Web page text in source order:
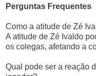
Perguntas Frequentes
Como a atitude de Zé
A atitude de Zé Ivaldo
os colegas, afetando a
Qual pode ser a reação